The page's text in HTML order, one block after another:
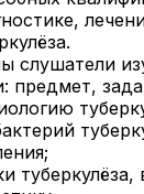
слушатели
предмет,
туберкулёза,